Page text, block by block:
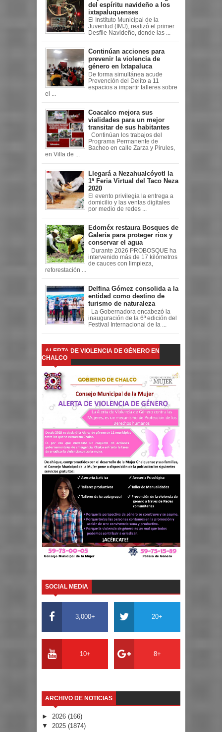
del espíritu navideño a los
ixtapaluquenses
El Instituto Municipal de la
Juventud (IMJ), realizó el primer
Desfile Navideño, donde las ...
Continúan acciones para
prevenir la violencia de
género en Ixtapaluca
De forma simultánea acude
Prevención del Delito a 11
espacios a impartir talleres sobre
el ...
Coacalco mejora sus
vialidades para un mejor
transitar de sus habitantes
Continúan los trabajos del
Programa Permanente de
Bacheo en calle Zarza y Pirules,
en Villa de ...
Llegará a Nezahualcóyotl la
1ª Feria Virtual del Taco Neza
2020
El evento privilegia la entrega a
domicilio y las ventas digitales
por medio de redes ...
Edoméx restaura Bosques de
Galería para proteger ríos y
conservar el agua
Durante 2026 PROBOSQUE ha
intervenido más de 17 kilómetros
de cauces con limpieza,
reforestación ...
Delfina Gómez consolida a la
entidad como destino de
turismo de naturaleza
La Gobernadora encabezó la
inauguración de la 6ª edición del
Festival Internacional de la ...
ALERTA DE VIOLENCIA DE GÉNERO EN
CHALCO
SOCIAL MEDIA
3,000+ 20+
10+ 8+
ARCHIVO DE NOTICIAS
► 2026 (166)
▼ 2025 (1874)